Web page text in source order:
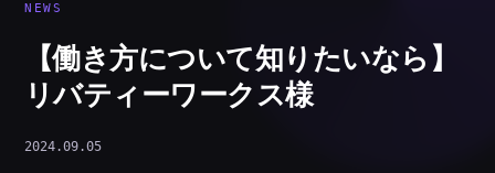
NEWS
【働き方について知りたいなら】
リバティーワークス様
2024.09.05